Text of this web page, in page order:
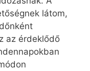
látom,
az érdeklődő